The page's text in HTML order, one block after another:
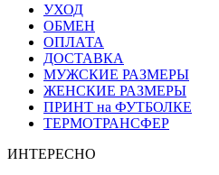
УХОД
ОБМЕН
ОПЛАТА
ДОСТАВКА
МУЖСКИЕ РАЗМЕРЫ
ЖЕНСКИЕ РАЗМЕРЫ
ПРИНТ на ФУТБОЛКЕ
ТЕРМОТРАНСФЕР
ИНТЕРЕСНО